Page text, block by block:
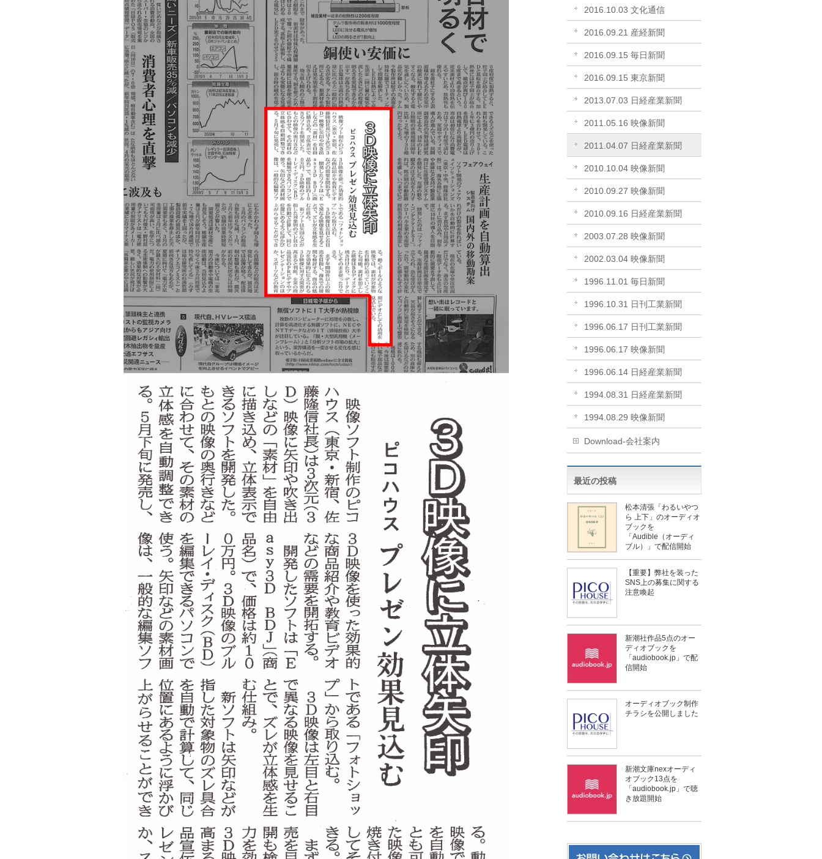
2016.10.03 文化通信
2016.09.21 産経新聞
2016.09.15 毎日新聞
2016.09.15 東京新聞
2013.07.03 日経産業新聞
2011.05.16 映像新聞
2011.04.07 日経産業新聞
2010.10.04 映像新聞
2010.09.27 映像新聞
2010.09.16 日経産業新聞
2003.07.28 映像新聞
2002.03.04 映像新聞
1996.11.01 毎日新聞
1996.10.31 日刊工業新聞
1996.06.17 日刊工業新聞
1996.06.17 映像新聞
1996.06.14 日経産業新聞
1994.08.31 日経産業新聞
1994.08.29 映像新聞
Download-会社案内
最近の投稿
松本清張「わるいやつ
ら 上下」のオーディオ
ブックを
「Audible（オーディ
ブル）」で配信開始
【重要】弊社を装った
SNS上の募集に関する
注意喚起
新潮社作品5点のオー
ディオブックを
「audiobook.jp」で配
信開始
オーディオブック制作
チラシを公開しました
新潮文庫nexオーディ
オブック13点を
「audiobook.jp」で聴
き放題開始